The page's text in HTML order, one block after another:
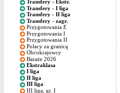
Transfery - Ekstr.
Transfery - I liga
Transfery - II liga
Transfery - zagr.
Przygotowania E
Przygotowania I
Przygotowania II
Polacy za granicą
Obcokrajowcy
Baraże 2026
Ekstraklasa
I liga
II liga
III liga
III liga, gr. I